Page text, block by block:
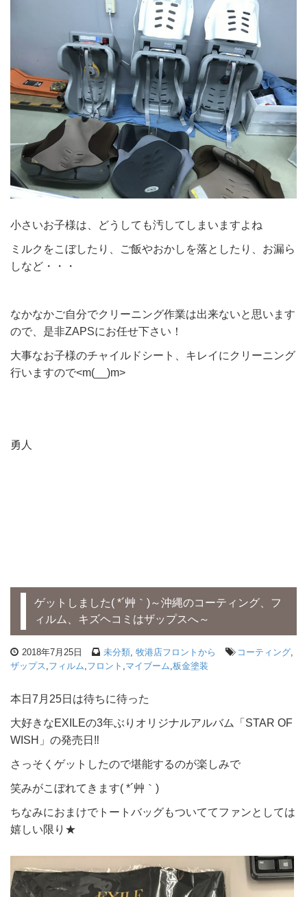
小さいお子様は、どうしても汚してしまいますよね
ミルクをこぼしたり、ご飯やおかしを落としたり、お漏ら
しなど・・・
なかなかご自分でクリーニング作業は出来ないと思います
ので、是非ZAPSにお任せ下さい！
大事なお子様のチャイルドシート、キレイにクリーニング
行いますので<m(__)m>
勇人
ゲットしました( *´艸｀)～沖縄のコーティング、フ
ィルム、キズヘコミはザップスへ～
2018年7月25日 未分類, 牧港店フロントから コーティング,
ザップス,フィルム,フロント ,マイブーム,板金塗装
本日7月25日は待ちに待った
大好きなEXILEの3年ぶりオリジナルアルバム「STAR OF
WISH」の発売日‼
さっそくゲットしたので堪能するのが楽しみで
笑みがこぼれてきます( *´艸｀)
ちなみにおまけでトートバッグもついててファンとしては
嬉しい限り★